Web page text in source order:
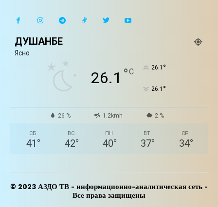
ДУШАНБЕ
Ясно
26.1 °C 26.1 °
26.1 °
26 % 1.2kmh 2 %
СБ
41 °
ВС
42°
ПН
40°
ВТ
37°
СР
34°
© 2023 АЗДО ТВ - информационно-аналитическая сеть -
Все права защищены